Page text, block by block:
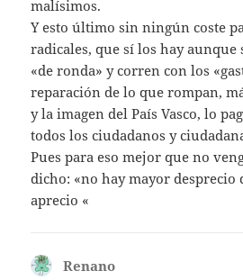
malísimos.
Y esto último sin ningún coste
radicales, que sí los hay
«de ronda» y corren con los
reparación de lo que rompan,
y la imagen del País Vasco, lo
todos los ciudadanos y
Pues para eso mejor que no
dicho: «no hay mayor desprecio
aprecio «
Renano